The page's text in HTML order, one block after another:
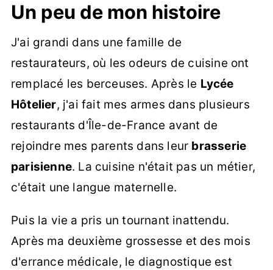
Un peu de mon histoire
J'ai grandi dans une famille de
restaurateurs, où les odeurs de cuisine ont
remplacé les berceuses. Après le Lycée
Hôtelier, j'ai fait mes armes dans plusieurs
restaurants d'Île-de-France avant de
rejoindre mes parents dans leur brasserie
parisienne. La cuisine n'était pas un métier,
c'était une langue maternelle.
Puis la vie a pris un tournant inattendu.
Après ma deuxième grossesse et des mois
d'errance médicale, le diagnostique est